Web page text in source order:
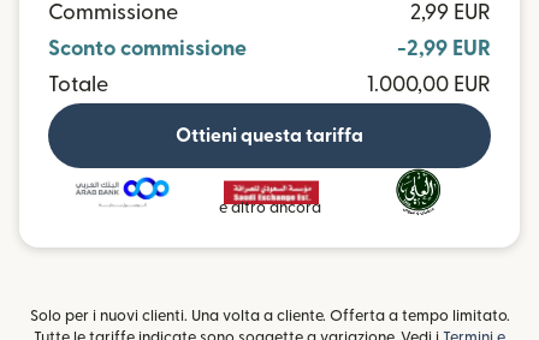
Commissione
2,99 EUR
Sconto commissione
-2,99 EUR
Totale
1.000,00 EUR
Ottieni questa tariffa
e altro ancora
Solo per i nuovi clienti. Una volta a cliente. Offerta a tempo limitato.